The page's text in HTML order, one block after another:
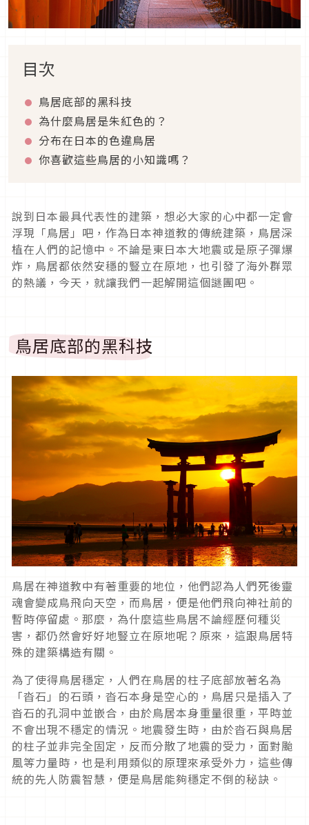
目次
鳥居底部的黑科技
為什麼鳥居是朱紅色的？
分布在日本的色違鳥居
你喜歡這些鳥居的小知識嗎？
說到日本最具代表性的建築，想必大家的心中都一定會
浮現「鳥居」吧，作為日本神道教的傳統建築，鳥居深
植在人們的記憶中。不論是東日本大地震或是原子彈爆
炸，鳥居都依然安穩的豎立在原地，也引發了海外群眾
的熱議，今天，就讓我們一起解開這個謎團吧。
鳥居底部的黑科技
鳥居在神道教中有著重要的地位，他們認為人們死後靈
魂會變成鳥飛向天空，而鳥居，便是他們飛向神社前的
暫時停留處。那麼，為什麼這些鳥居不論經歷何種災
害，都仍然會好好地豎立在原地呢？原來，這跟鳥居特
殊的建築構造有關。
為了使得鳥居穩定，人們在鳥居的柱子底部放著名為
「沓石」的石頭，沓石本身是空心的，鳥居只是插入了
沓石的孔洞中並嵌合，由於鳥居本身重量很重，平時並
不會出現不穩定的情況。地震發生時，由於沓石與鳥居
的柱子並非完全固定，反而分散了地震的受力，面對颱
風等力量時，也是利用類似的原理來承受外力，這些傳
統的先人防震智慧，便是鳥居能夠穩定不倒的秘訣。